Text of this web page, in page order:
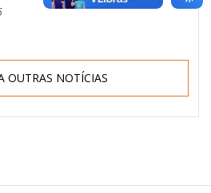
OUTRAS NOTÍCIAS